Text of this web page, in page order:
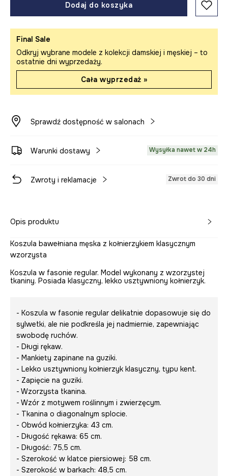
Dodaj do koszyka
Final Sale
Odkryj wybrane modele z kolekcji damskiej i męskiej – to
ostatnie dni wyprzedaży.
Cała wyprzedaż »
Sprawdź dostępność w salonach
Warunki dostawy Wysyłka nawet w 24h
Zwroty i reklamacje Zwrot do 30 dni
Opis produktu
Koszula bawełniana męska z kołnierzykiem klasycznym
wzorzysta
Koszula w fasonie regular. Model wykonany z wzorzystej
tkaniny. Posiada klasyczny, lekko usztywniony kołnierzyk.
- Koszula w fasonie regular delikatnie dopasowuje się do
sylwetki, ale nie podkreśla jej nadmiernie, zapewniając
swobodę ruchów.
- Długi rękaw.
- Mankiety zapinane na guziki.
- Lekko usztywniony kołnierzyk klasyczny, typu kent.
- Zapięcie na guziki.
- Wzorzysta tkanina.
- Wzór z motywem roślinnym i zwierzęcym.
- Tkanina o diagonalnym splocie.
- Obwód kołnierzyka: 43 cm.
- Długość rękawa: 65 cm.
- Długość: 75,5 cm.
- Szerokość w klatce piersiowej: 58 cm.
- Szerokość w barkach: 48,5 cm.